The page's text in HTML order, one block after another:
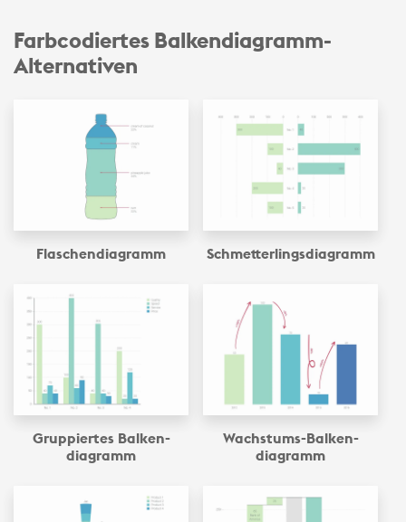
Farbcodiertes Balken­diagramm-
Alternativen
Flaschen­diagramm Schmetterlings­diagramm
Gruppiertes Balken­
diagramm
Wachstums-Balken­
diagramm